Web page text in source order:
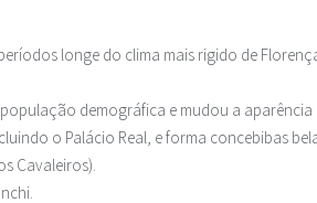
longe do clima mais rigido de
demográfica e mudou a aparência
o Palácio Real, e forma concebibas
Cavaleiros).